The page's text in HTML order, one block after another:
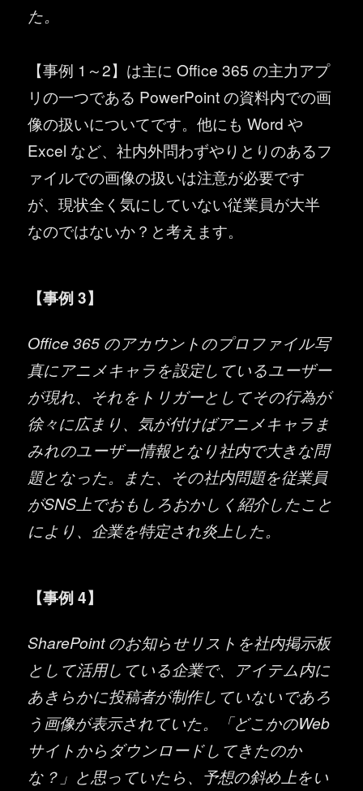
た。
【事例 1～2】は主に Office 365 の主力アプ
リの一つである PowerPoint の資料内での画
像の扱いについてです。他にも Word や
Excel など、社内外問わずやりとりのあるフ
ァイルでの画像の扱いは注意が必要です
が、現状全く気にしていない従業員が大半
なのではないか？と考えます。
【事例 3】
Office 365 のアカウントのプロファイル写
真にアニメキャラを設定しているユーザー
が現れ、それをトリガーとしてその行為が
徐々に広まり、気が付けばアニメキャラま
みれのユーザー情報となり社内で大きな問
題となった。また、その社内問題を従業員
がSNS上でおもしろおかしく紹介したこと
により、企業を特定され炎上した。
【事例 4】
SharePoint のお知らせリストを社内掲示板
として活用している企業で、アイテム内に
あきらかに投稿者が制作していないであろ
う画像が表示されていた。「どこかのWeb
サイトからダウンロードしてきたのか
な？」と思っていたら、予想の斜め上をい